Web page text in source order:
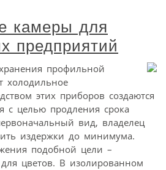
камеры для
предприятий
профильной
холодильное
этих приборов создаются
с целью продления срока
вид, владелец
издержки до минимума.
подобной цели –
цветов. В изолированном